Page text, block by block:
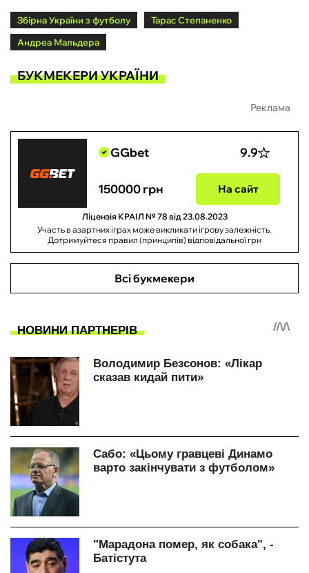
Збірна України з футболу
Тарас Степаненко
Андреа Мальдера
БУКМЕКЕРИ УКРАЇНИ
Реклама
GGbet 9.9
150000 грн На сайт
Ліцензія КРАІЛ № 78 від 23.08.2023
Участь в азартних іграх може викликати ігрову залежність.
Дотримуйтеся правил (принципів) відповідальної гри
Всі букмекери